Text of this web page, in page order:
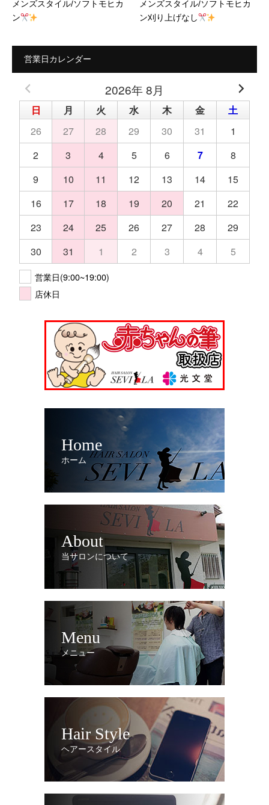
メンズスタイル/ソフトモヒカ
ン
メンズスタイル/ソフトモヒカ
ン刈り上げなし
営業日カレンダー
2026年 8月
日 月 火 水 木 金
土
26
27 28 29 30 31
1
2
3 4 5 6 7
8
9
10 11 12 13 14
15
16
17 18 19 20 21
22
23
24 25 26 27 28
29
30
31 1 2 3 4 5
営業日(9:00~19:00)
店休日
Home
ホーム
About
当サロンについて
Menu
メニュー
Hair Style
ヘアースタイル